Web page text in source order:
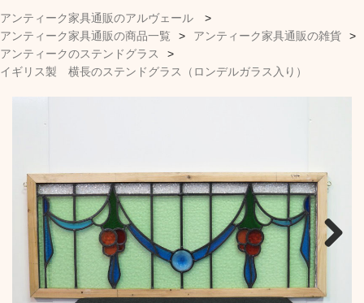
アンティーク家具通販のアルヴェール
>
アンティーク家具通販の商品一覧
> アンティーク家具通販の雑貨
>
アンティークのステンドグラス
>
イギリス製 横長のステンドグラス（ロンデルガラス入り）